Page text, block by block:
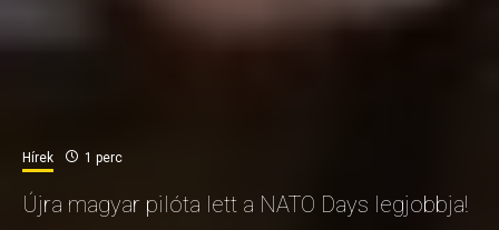
Hírek 1 perc
Újra magyar pilóta lett a NATO Days legjobbja!